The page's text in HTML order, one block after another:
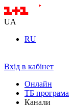
UA
RU
Вхід в кабінет
Онлайн
ТБ програма
Канали